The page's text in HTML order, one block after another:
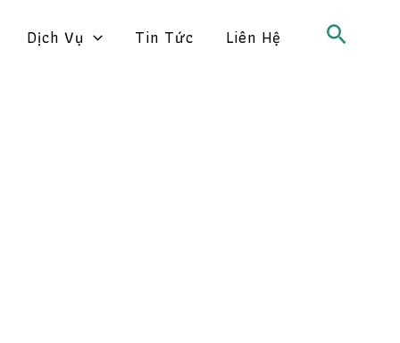
Dịch Vụ Tin Tức Liên Hệ Search